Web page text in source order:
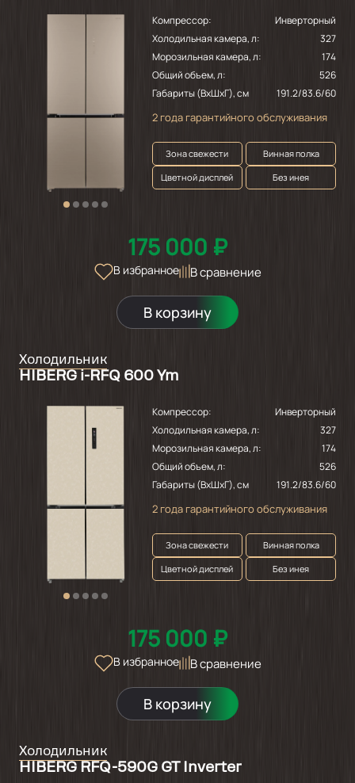
Компрессор:
Инверторный
Холодильная камера, л:
327
Морозильная камера, л:
174
Общий объем, л:
526
Габариты (ВхШхГ), см
191.2/83.6/60
2 года гарантийного обслуживания
Зона свежести
Винная полка
Цветной дисплей
Без инея
175 000 ₽
В избранное В сравнение
В корзину
Холодильник
HIBERG i-RFQ 600 Ym
Компрессор:
Инверторный
Холодильная камера, л:
327
Морозильная камера, л:
174
Общий объем, л:
526
Габариты (ВхШхГ), см
191.2/83.6/60
2 года гарантийного обслуживания
Зона свежести
Винная полка
Цветной дисплей
Без инея
175 000 ₽
В избранное В сравнение
В корзину
Холодильник
HIBERG RFQ-590G GT Inverter